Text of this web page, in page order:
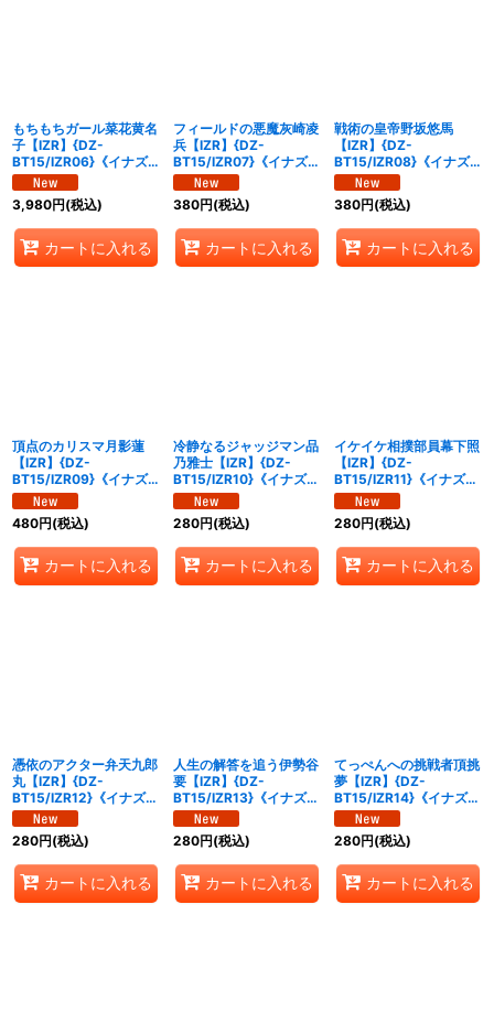
もちもちガール菜花黄名
子【IZR】{DZ-
BT15/IZR06}《イナズ
マイレブン》
3,980円(税込)
カートに入れる
フィールドの悪魔灰崎凌
兵【IZR】{DZ-
BT15/IZR07}《イナズマ
イレブン》
380円(税込)
カートに入れる
戦術の皇帝野坂悠馬
【IZR】{DZ-
BT15/IZR08}《イナズ
マイレブン》
380円(税込)
カートに入れる
頂点のカリスマ月影蓮
【IZR】{DZ-
BT15/IZR09}《イナズ
マイレブン》
480円(税込)
カートに入れる
冷静なるジャッジマン品
乃雅士【IZR】{DZ-
BT15/IZR10}《イナズマ
イレブン》
280円(税込)
カートに入れる
イケイケ相撲部員幕下照
【IZR】{DZ-
BT15/IZR11}《イナズマ
イレブン》
280円(税込)
カートに入れる
憑依のアクター弁天九郎
丸【IZR】{DZ-
BT15/IZR12}《イナズマ
イレブン》
280円(税込)
カートに入れる
人生の解答を追う伊勢谷
要【IZR】{DZ-
BT15/IZR13}《イナズマ
イレブン》
280円(税込)
カートに入れる
てっぺんへの挑戦者頂挑
夢【IZR】{DZ-
BT15/IZR14}《イナズマ
イレブン》
280円(税込)
カートに入れる